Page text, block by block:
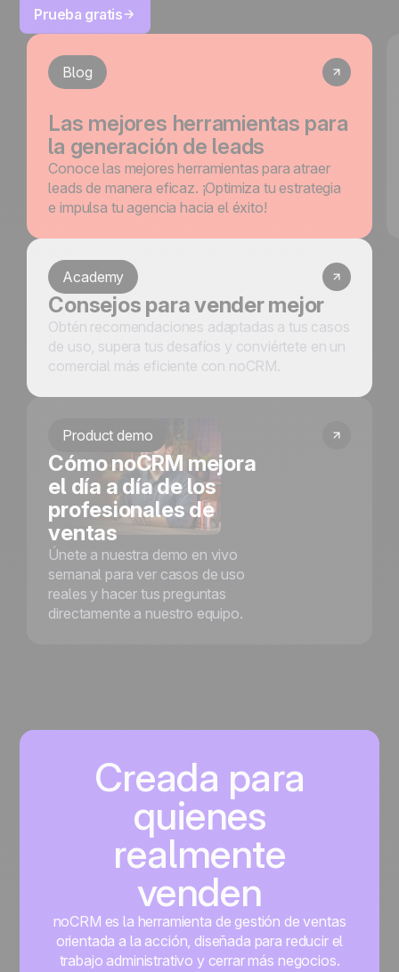
Prueba gratis
Blog
Las mejores herramientas para
la generación de leads
Conoce las mejores herramientas para atraer
leads de manera eficaz. ¡Optimiza tu estrategia
e impulsa tu agencia hacia el éxito!
Academy
Consejos para vender mejor
Obtén recomendaciones adaptadas a tus casos
de uso, supera tus desafíos y conviértete en un
comercial más eficiente con noCRM.
Product demo
Cómo noCRM mejora
el día a día de los
profesionales de
ventas
Únete a nuestra demo en vivo
semanal para ver casos de uso
reales y hacer tus preguntas
directamente a nuestro equipo.
Creada para
quienes
realmente
venden
noCRM es la herramienta de gestión de ventas
orientada a la acción, diseñada para reducir el
trabajo administrativo y cerrar más negocios.